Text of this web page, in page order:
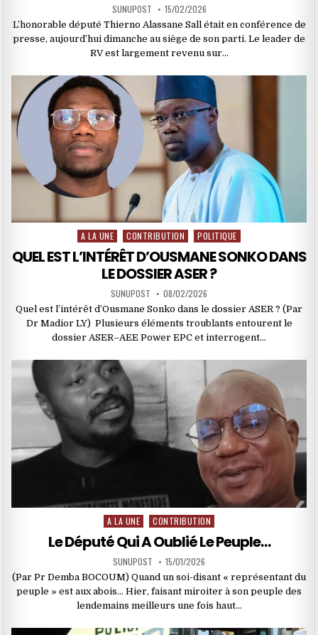
SUNUPOST 15/02/2026
L’honorable député Thierno Alassane Sall était en conférence de
presse, aujourd’hui dimanche au siège de son parti. Le leader de
RV est largement revenu sur…
Posted
in
A LA UNE CONTRIBUTION POLITIQUE
QUEL EST L’INTÉRÊT D’OUSMANE SONKO DANS
LE DOSSIER ASER ?
SUNUPOST 08/02/2026
Quel est l’intérêt d’Ousmane Sonko dans le dossier ASER ? (Par
Dr Madior LY) Plusieurs éléments troublants entourent le
dossier ASER–AEE Power EPC et interrogent…
Posted
in
A LA UNE CONTRIBUTION
Le Député Qui A Oublié Le Peuple…
SUNUPOST 15/01/2026
(Par Pr Demba BOCOUM) Quand un soi-disant « représentant du
peuple » est aux abois… Hier, faisant miroiter à son peuple des
lendemains meilleurs une fois haut…